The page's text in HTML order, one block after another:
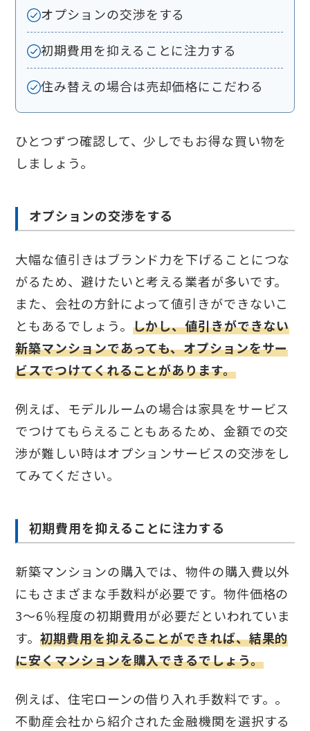
オプションの交渉をする
初期費用を抑えることに注力する
住み替えの場合は売却価格にこだわる
ひとつずつ確認して、少しでもお得な買い物を
しましょう。
オプションの交渉をする
大幅な値引きはブランド力を下げることにつな
がるため、避けたいと考える業者が多いです。
また、会社の方針によって値引きができないこ
ともあるでしょう。 しかし、値引きができない
新築マンションであっても、オプションをサー
ビスでつけてくれることがあります。
例えば、モデルルームの場合は家具をサービス
でつけてもらえることもあるため、金額での交
渉が難しい時はオプションサービスの交渉をし
てみてください。
初期費用を抑えることに注力する
新築マンションの購入では、物件の購入費以外
にもさまざまな手数料が必要です。物件価格の
3～6％程度の初期費用が必要だといわれていま
す。初期費用を抑えることができれば、結果的
に安くマンションを購入できるでしょう。
例えば、住宅ローンの借り入れ手数料です。。
不動産会社から紹介された金融機関を選択する